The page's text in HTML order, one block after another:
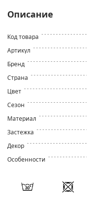
Описание
Код товара
Артикул
Бренд
Страна
Цвет
Сезон
Материал
Застежка
Декор
Особенности